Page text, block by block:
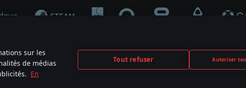
sur les
de médias
En
Tout refuser Autoriser
pas la participation au développement du jeu, le sponsoring ou à l’approbation de
are the property of their respective owners.